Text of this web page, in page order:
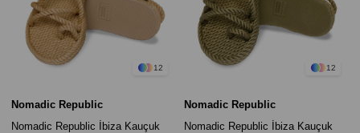
12
Nomadic Republic
Nomadic Republic İbiza Kauçuk
12
Nomadic Republic
Nomadic Republic İbiza Kauçuk